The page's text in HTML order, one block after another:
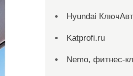
Hyundai
Katprofi.ru
Nemo, фитнес-